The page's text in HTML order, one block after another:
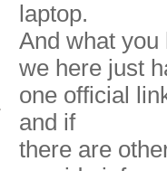
laptop.
And what you
we here just
one official
and if
there are